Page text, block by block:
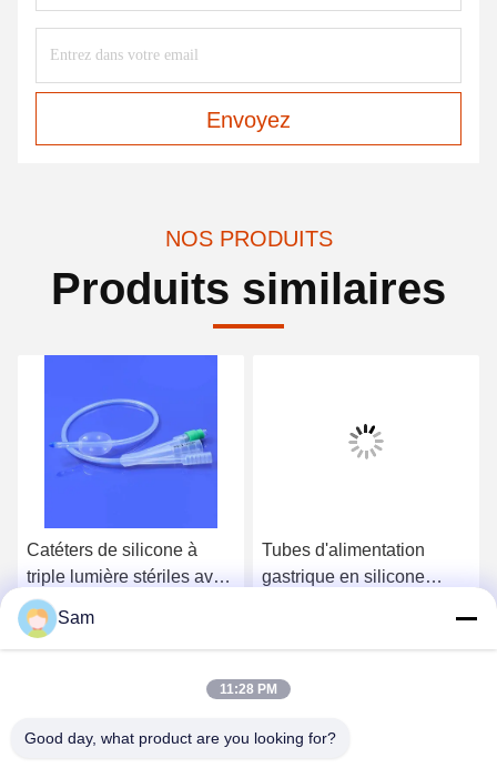
Envoyez
NOS PRODUITS
Produits similaires
Catéters de silicone à
triple lumière stériles avec
revêtement hydrophile
Obtenez le meilleur prix
Tubes d'alimentation
gastrique en silicone
Sam
11:28 PM
Good day, what product are you looking for?